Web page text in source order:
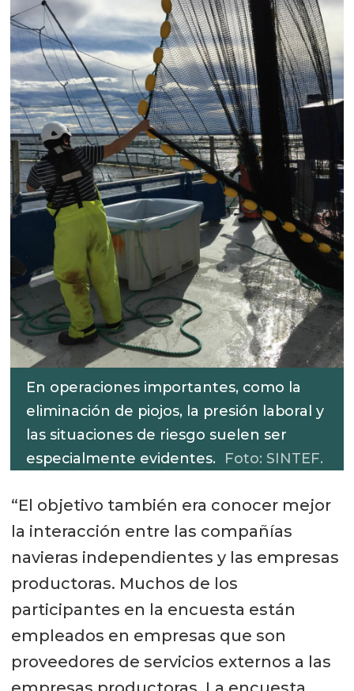
En operaciones importantes, como la
eliminación de piojos, la presión laboral y
las situaciones de riesgo suelen ser
especialmente evidentes. Foto: SINTEF.
“El objetivo también era conocer mejor
la interacción entre las compañías
navieras independientes y las empresas
productoras. Muchos de los
participantes en la encuesta están
empleados en empresas que son
proveedores de servicios externos a las